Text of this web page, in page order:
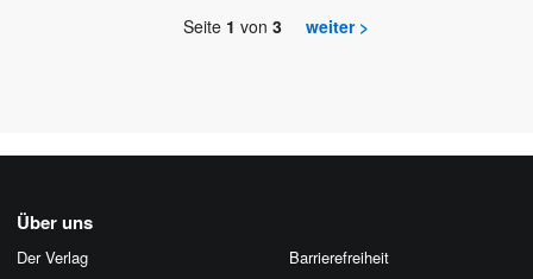
Seite 1 von 3 weiter >
Über uns
Der Verlag
Barrierefreiheit